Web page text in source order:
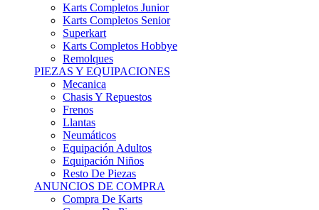
Karts Completos Junior
Karts Completos Senior
Superkart
Karts Completos Hobbye
Remolques
PIEZAS Y EQUIPACIONES
Mecanica
Chasis Y Repuestos
Frenos
Llantas
Neumáticos
Equipación Adultos
Equipación Niños
Resto De Piezas
ANUNCIOS DE COMPRA
Compra De Karts